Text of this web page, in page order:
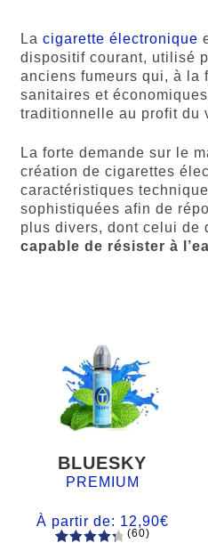
La cigarette électronique
dispositif courant, utilisé
anciens fumeurs qui, à la
sanitaires et
traditionnelle au profit du
La forte demande sur le
création de cigarettes
caractéristiques
sophistiquées afin de
plus divers, dont celui de
capable de résister à
BLUESKY
PREMIUM
À partir de: 12,90€
(60)